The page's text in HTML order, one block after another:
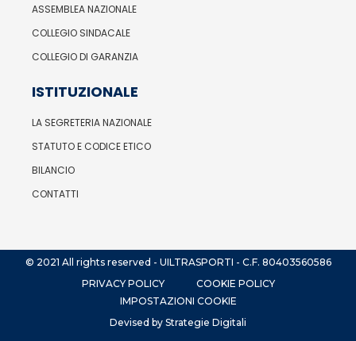
ASSEMBLEA NAZIONALE
COLLEGIO SINDACALE
COLLEGIO DI GARANZIA
ISTITUZIONALE
LA SEGRETERIA NAZIONALE
STATUTO E CODICE ETICO
BILANCIO
CONTATTI
© 2021 All rights reserved - UILTRASPORTI - C.F. 80403560586
PRIVACY POLICY
COOKIE POLICY
IMPOSTAZIONI COOKIE
Devised by Strategie Digitali